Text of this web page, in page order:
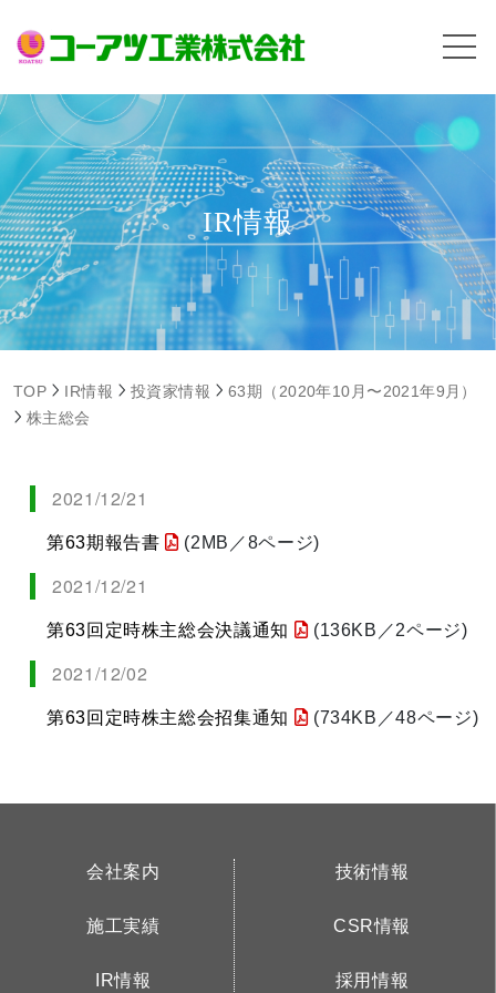
IR情報
TOP IR情報 投資家情報
63期（2020年10月〜2021年9月）
株主総会
2021/12/21
第63期報告書 (2MB／8ページ)
2021/12/21
第63回定時株主総会決議通知 (136KB／2ページ)
2021/12/02
第63回定時株主総会招集通知 (734KB／48ページ)
会社案内
施工実績
IR情報
技術情報
CSR情報
採用情報